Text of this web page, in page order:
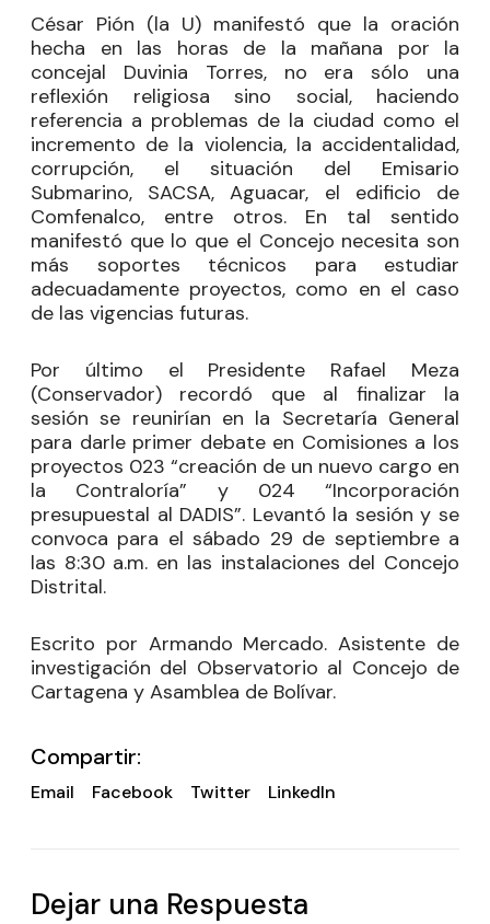
César Pión (la U) manifestó que la oración
hecha en las horas de la mañana por la
concejal Duvinia Torres, no era sólo una
reflexión religiosa sino social, haciendo
referencia a problemas de la ciudad como el
incremento de la violencia, la accidentalidad,
corrupción, el situación del Emisario
Submarino, SACSA, Aguacar, el edificio de
Comfenalco, entre otros. En tal sentido
manifestó que lo que el Concejo necesita son
más soportes técnicos para estudiar
adecuadamente proyectos, como en el caso
de las vigencias futuras.
Por último el Presidente Rafael Meza
(Conservador) recordó que al finalizar la
sesión se reunirían en la Secretaría General
para darle primer debate en Comisiones a los
proyectos 023 “creación de un nuevo cargo en
la Contraloría” y 024 “Incorporación
presupuestal al DADIS”. Levantó la sesión y se
convoca para el sábado 29 de septiembre a
las 8:30 a.m. en las instalaciones del Concejo
Distrital.
Escrito por Armando Mercado. Asistente de
investigación del Observatorio al Concejo de
Cartagena y Asamblea de Bolívar.
Compartir:
Email Facebook Twitter LinkedIn
Dejar una Respuesta